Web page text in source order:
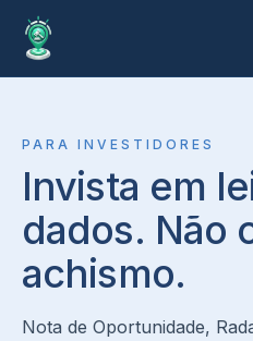
PARA INVESTIDORES
Invista em
dados. Não
achismo.
Nota de Oportunidade,